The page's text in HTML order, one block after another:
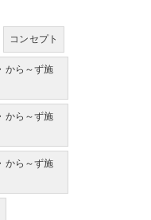
コンセプト
から～ず施
から～ず施
から～ず施